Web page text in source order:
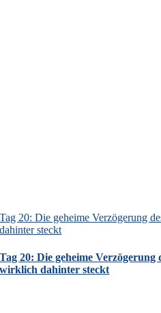
Tag 20: Die geheime Verzögerung
dahinter steckt
Tag 20: Die geheime Verzögerung
wirklich dahinter steckt